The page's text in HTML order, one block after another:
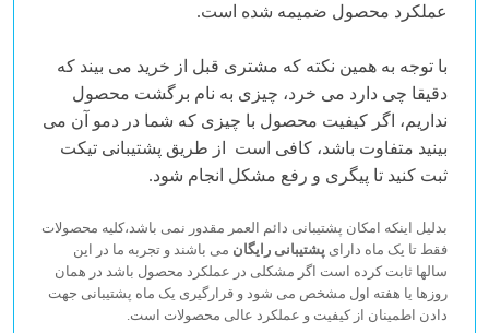
عملکرد محصول ضمیمه شده است.
با توجه به همین نکته که مشتری قبل از خرید می بیند که
دقیقا چی دارد می خرد، چیزی به نام برگشت محصول
نداریم، اگر کیفیت محصول با چیزی که شما در دمو آن می
بینید متفاوت باشد، کافی است از طریق پشتیبانی تیکت
ثبت کنید تا پیگری و رفع مشکل انجام شود.
بدلیل اینکه امکان پشتیبانی دائم العمر مقدور نمی باشد،کلیه محصولات
فقط تا یک ماه دارای پشتیبانی رایگان می باشند و تجربه ما در این
سالها ثابت کرده است اگر مشکلی در عملکرد محصول باشد در همان
روزها یا هفته اول مشخص می شود و قرارگیری یک ماه پشتیبانی جهت
دادن اطمینان از کیفیت و عملکرد عالی محصولات است.